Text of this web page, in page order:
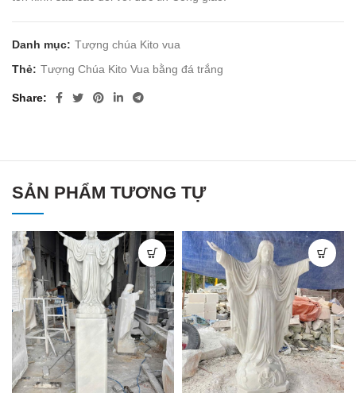
Danh mục: Tượng chúa Kito vua
Thẻ: Tượng Chúa Kito Vua bằng đá trắng
Share
SẢN PHẨM TƯƠNG TỰ